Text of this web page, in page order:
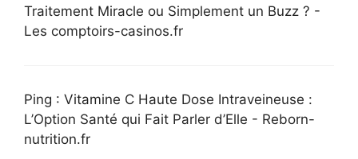
Traitement Miracle ou Simplement un Buzz ? -
Les comptoirs-casinos.fr
Ping : Vitamine C Haute Dose Intraveineuse :
L’Option Santé qui Fait Parler d’Elle - Reborn-
nutrition.fr